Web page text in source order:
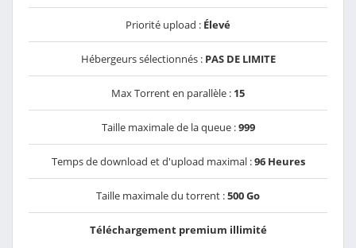
Priorité upload : Élevé
Hébergeurs sélectionnés : PAS DE LIMITE
Max Torrent en parallèle : 15
Taille maximale de la queue :999
Temps de download et d'upload maximal :96 Heures
Taille maximale du torrent :500 Go
Téléchargement premium illimité